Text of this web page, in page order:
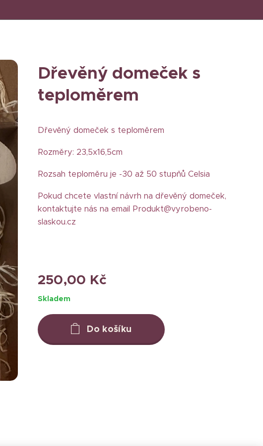
Dřevěný domeček s
teploměrem
Dřevěný domeček s teploměrem
Rozměry: 23,5x16,5cm
Rozsah teploměru je -30 až 50 stupňů Celsia
Pokud chcete vlastní návrh na dřevěný domeček,
kontaktujte nás na email Produkt@vyrobeno-
slaskou.cz
250,00 Kč
Skladem
Do košíku